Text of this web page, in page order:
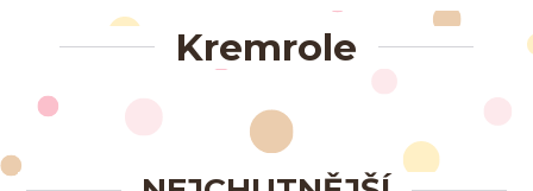
Kremrole